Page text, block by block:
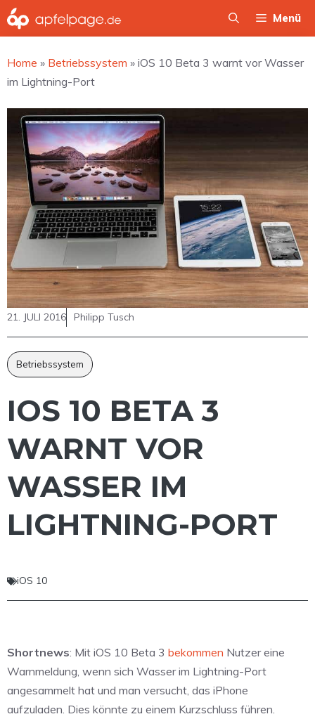
Zum
Inhalt
Menü
Home » Betriebssystem » iOS 10 Beta 3 warnt vor Wasser
im Lightning-Port
21. JULI 2016 Philipp Tusch
Betriebssystem
IOS 10 BETA 3
WARNT VOR
WASSER IM
LIGHTNING-PORT
iOS 10
Shortnews: Mit iOS 10 Beta 3 bekommen Nutzer eine
Warnmeldung, wenn sich Wasser im Lightning-Port
angesammelt hat und man versucht, das iPhone
aufzuladen. Dies könnte zu einem Kurzschluss führen.